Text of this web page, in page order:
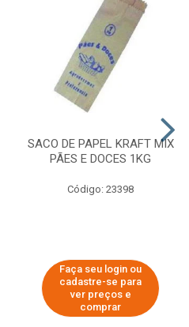
SACO DE PAPEL KRAFT MIX
PÃES E DOCES 1KG
Código: 23398
Faça seu login ou
cadastre-se para
ver preços e
comprar